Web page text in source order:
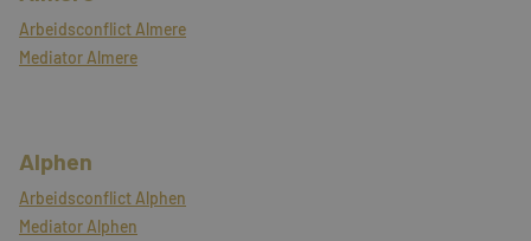
Arbeidsconflict Almere
Mediator Almere
Alphen
Arbeidsconflict Alphen
Mediator Alphen